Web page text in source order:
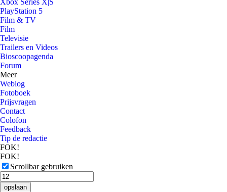
Xbox Series X|S
PlayStation 5
Film & TV
Film
Televisie
Trailers en Videos
Bioscoopagenda
Forum
Meer
Weblog
Fotoboek
Prijsvragen
Contact
Colofon
Feedback
Tip de redactie
FOK!
FOK!
Scrollbar gebruiken
opslaan